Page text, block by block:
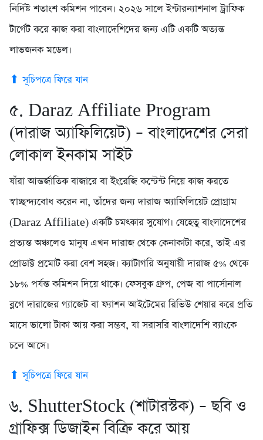
নির্দিষ্ট শতাংশ কমিশন পাবেন। ২০২৬ সালে ইন্টারন্যাশনাল ট্রাফিক
টার্গেট করে কাজ করা বাংলাদেশিদের জন্য এটি একটি অত্যন্ত
লাভজনক মডেল।
⬆ সূচিপত্রে ফিরে যান
৫. Daraz Affiliate Program
(দারাজ অ্যাফিলিয়েট) – বাংলাদেশের সেরা
লোকাল ইনকাম সাইট
যাঁরা আন্তর্জাতিক বাজারে বা ইংরেজি কন্টেন্ট নিয়ে কাজ করতে
স্বাচ্ছন্দ্যবোধ করেন না, তাঁদের জন্য দারাজ অ্যাফিলিয়েট প্রোগ্রাম
(Daraz Affiliate) একটি চমৎকার সুযোগ। যেহেতু বাংলাদেশের
প্রত্যন্ত অঞ্চলেও মানুষ এখন দারাজ থেকে কেনাকাটা করে, তাই এর
প্রোডাক্ট প্রমোট করা বেশ সহজ। ক্যাটাগরি অনুযায়ী দারাজ ৫% থেকে
১৮% পর্যন্ত কমিশন দিয়ে থাকে। ফেসবুক গ্রুপ, পেজ বা পার্সোনাল
ব্লগে দারাজের গ্যাজেট বা ফ্যাশন আইটেমের রিভিউ শেয়ার করে প্রতি
মাসে ভালো টাকা আয় করা সম্ভব, যা সরাসরি বাংলাদেশি ব্যাংকে
চলে আসে।
⬆ সূচিপত্রে ফিরে যান
৬. ShutterStock (শাটারস্টক) – ছবি ও
গ্রাফিক্স ডিজাইন বিক্রি করে আয়